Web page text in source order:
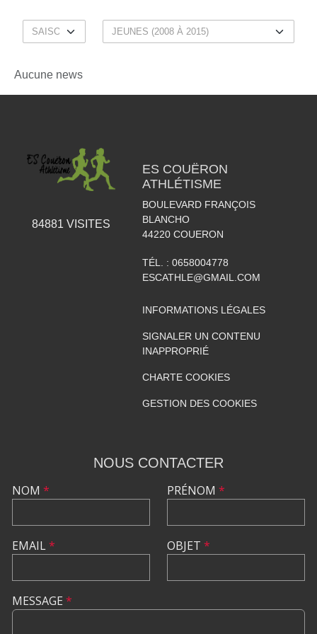
Aucune news
84881 VISITES
ES COUËRON
ATHLÉTISME
BOULEVARD FRANÇOIS
BLANCHO
44220 COUERON
TÉL. : 0658004778
ESCATHLE@GMAIL.COM
INFORMATIONS LÉGALES
SIGNALER UN CONTENU
INAPPROPRIÉ
CHARTE COOKIES
GESTION DES COOKIES
NOUS CONTACTER
NOM *
EMAIL*
PRÉNOM *
OBJET *
MESSAGE *